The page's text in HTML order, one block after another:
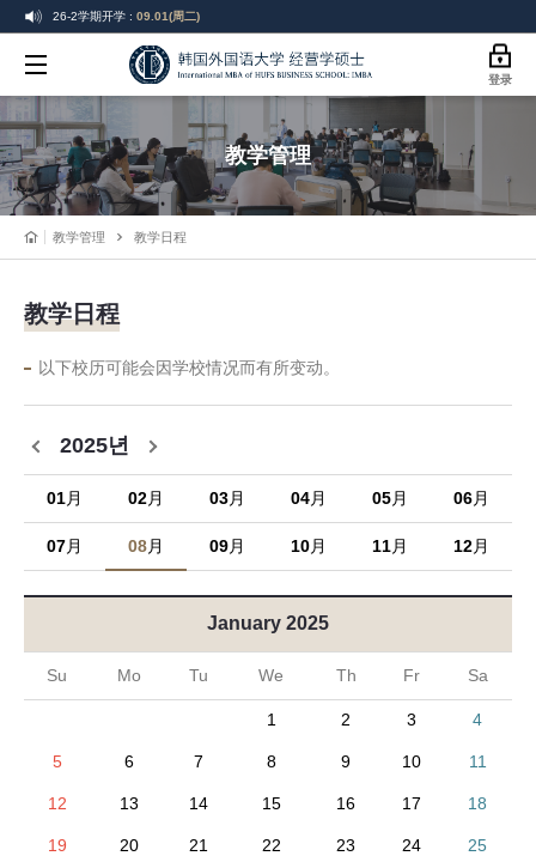
26-2学期开学 : 09.01(周二)
08.19(周三) ~ 08.21(周五)
26-2学期选课变更 :09.01(周二) ~ 09.07(周一)
26-2学期学费缴纳: 08.19(周三) ~ 08.25(周二)
26年后期毕业典礼 :08.21(周五)
韩
外
国
语
学
学
院
I
B
登录
教学管理
教学管理 教学日程
教学日程
以下校历可能会因学校情况而有所变动。
2025년
01月 02月 03月 04月 05月 06月
07月 08月 09月 10月 11月 12月
January 2025
Su Mo Tu We Th Fr Sa
1 2 3 4
5 6 7 8 9 10 11
12 13 14 15 16 17 18
19 20 21 22 23 24 25